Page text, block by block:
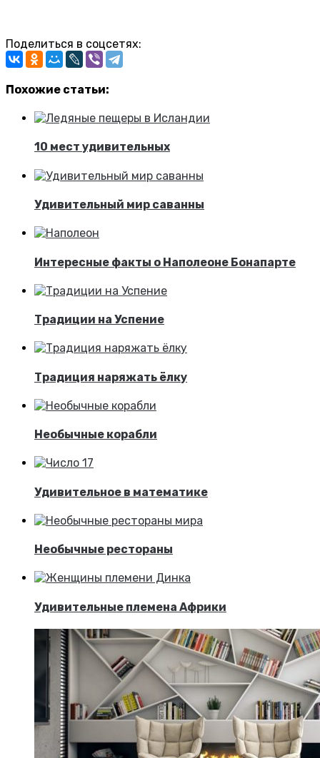
Поделиться в соцсетях:
Похожие статьи:
10 мест удивительных
Удивительный мир саванны
Интересные факты о Наполеоне Бонапарте
Традиции на Успение
Традиция наряжать ёлку
Необычные корабли
Удивительное в математике
Необычные рестораны
Удивительные племена Африки